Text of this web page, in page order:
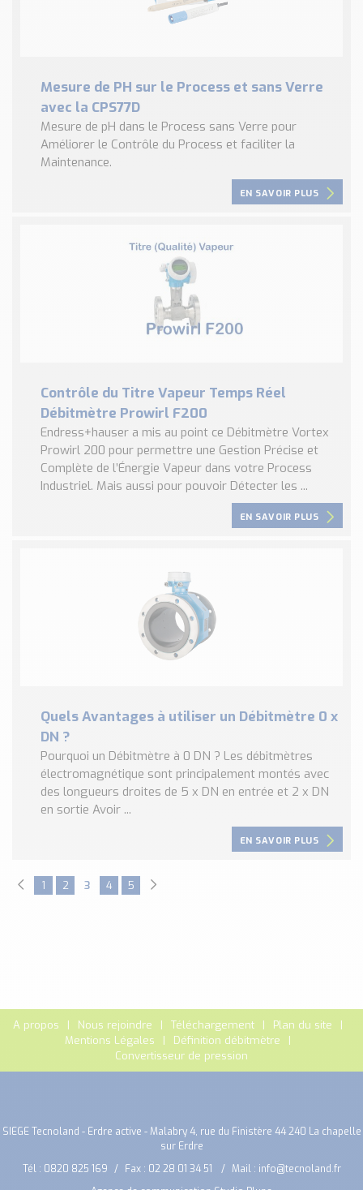
Mesure de PH sur le Process et sans Verre
avec la CPS77D
Mesure de pH dans le Process sans Verre pour
Améliorer le Contrôle du Process et faciliter la
Maintenance.
EN SAVOIR PLUS
Contrôle du Titre Vapeur Temps Réel
Débitmètre Prowirl F200
Endress+hauser a mis au point ce Débitmètre Vortex
Prowirl 200 pour permettre une Gestion Précise et
Complète de l’Énergie Vapeur dans votre Process
Industriel. Mais aussi pour pouvoir Détecter les ...
EN SAVOIR PLUS
Quels Avantages à utiliser un Débitmètre 0 x
DN ?
Pourquoi un Débitmètre à 0 DN ? Les débitmètres
électromagnétique sont principalement montés avec
des longueurs droites de 5 x DN en entrée et 2 x DN
en sortie Avoir ...
EN SAVOIR PLUS
1 2 3 4 5
A propos Nous rejoindre Téléchargement
Plan du site
Mentions Légales
Définition débitmètre
Convertisseur de pression
SIEGE Tecnoland - Erdre active - Malabry 4, rue du Finistère 44 240 La chapelle
sur Erdre
Tél : 0820 825 169 Fax : 02 28 01 34 51 Mail : info@tecnoland.fr